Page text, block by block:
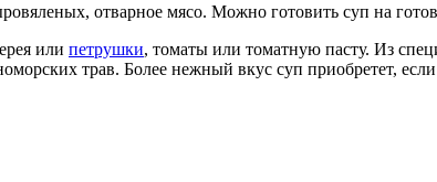
отварное мясо. Можно готовить суп на
или петрушки, томаты или томатную пасту. Из
трав. Более нежный вкус суп приобретет,